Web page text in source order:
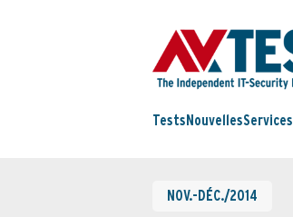
Tests NouvellesServices
NOV.-DÉC./2014